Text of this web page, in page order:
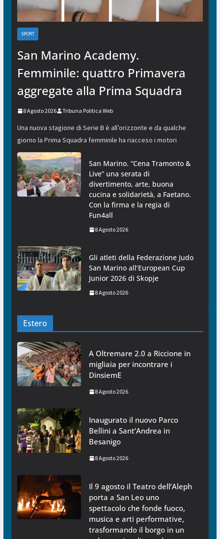
SPORT
San Marino Academy.
Femminile: quattro Primavera
aggregate alla Prima Squadra
8 Agosto 2026 Tribuna Politica Web
Una nuova stagione di Serie B è all’orizzonte e da qualche
giorno la Prima Squadra femminile ha riacceso i motori
San Marino. “Cena Tramonto &
Live” una serata di
divertimento, arte, buona
cucina e solidarietà, a Faetano.
Con la firma e la regia di
Fun4all
8 Agosto 2026
Gli atleti della Federazione Judo
San Marino all’European Cup
Junior 2026 di Skopje
8 Agosto 2026
Estero
A Oltremare 2.0 a Riccione in
migliaia per incontrare i
DinsiemE
8 Agosto 2026
Inaugurato il nuovo Parco
Bellini a Sant’Andrea in
Besanigo
8 Agosto 2026
Il 9 agosto il Teatro dell’Aleph
porta a San Leo uno
spettacolo che fonde fuoco,
musica e arti performative,
trasformando il borgo in un